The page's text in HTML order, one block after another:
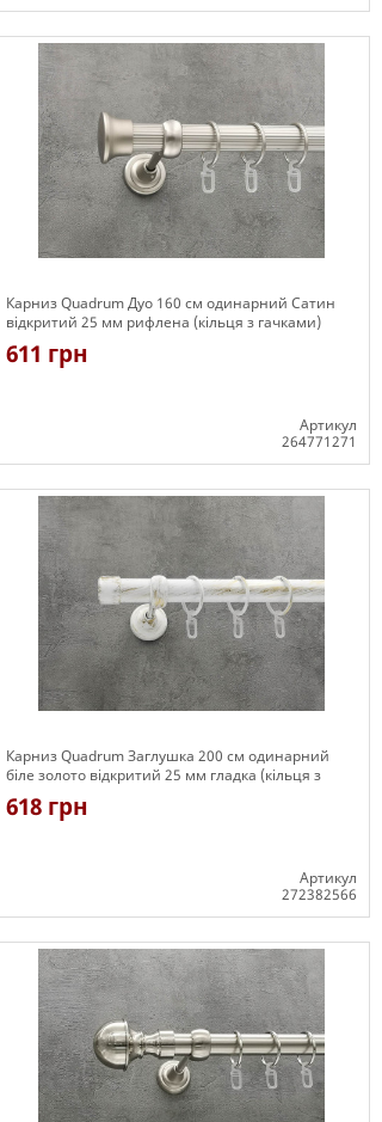
Карниз Quadrum Дуо 160 см одинарний Сатин
відкритий 25 мм рифлена (кільця з гачками)
611 грн
Артикул
264771271
Карниз Quadrum Заглушка 200 см одинарний
біле золото відкритий 25 мм гладка (кільця з
гачками)
618 грн
Артикул
272382566